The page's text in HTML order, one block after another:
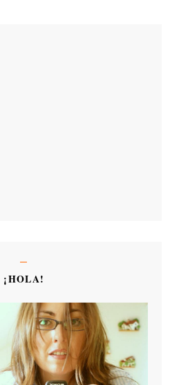
¡HOLA!